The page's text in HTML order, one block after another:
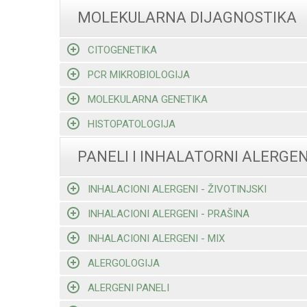
MOLEKULARNA DIJAGNOSTIKA
CITOGENETIKA
PCR MIKROBIOLOGIJA
MOLEKULARNA GENETIKA
HISTOPATOLOGIJA
PANELI I INHALATORNI
INHALACIONI ALERGENI - ŽIVOTINJSKI
INHALACIONI ALERGENI - PRAŠINA
INHALACIONI ALERGENI - MIX
ALERGOLOGIJA
ALERGENI PANELI